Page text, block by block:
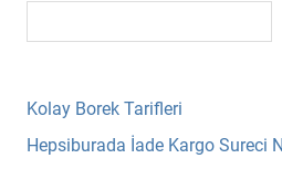
Kolay Borek Tarifleri
Hepsiburada İade Kargo Sureci